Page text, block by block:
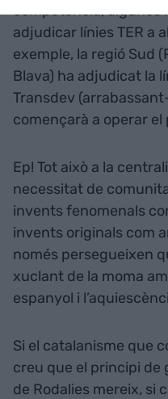
competència, algunes
adjudicar línies TER a
exemple, la regió Sud
Blava) ha adjudicat la
Transdev
començarà a operar el
Ep! Tot això a la
necessitat de
invents fenomenals
invents originals com
només persegueixen
xuclant de la moma
espanyol i
Si el catalanisme que
creu que el principi de
de Rodalies mereix, si